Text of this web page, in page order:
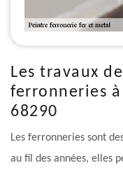
Les travaux
ferronneries à
68290
Les ferronneries sont
au fil des années, elles